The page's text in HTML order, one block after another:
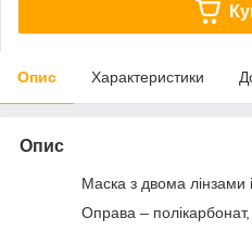
Опис Характеристики
Опис
Маска з двома лінзами
Оправа –